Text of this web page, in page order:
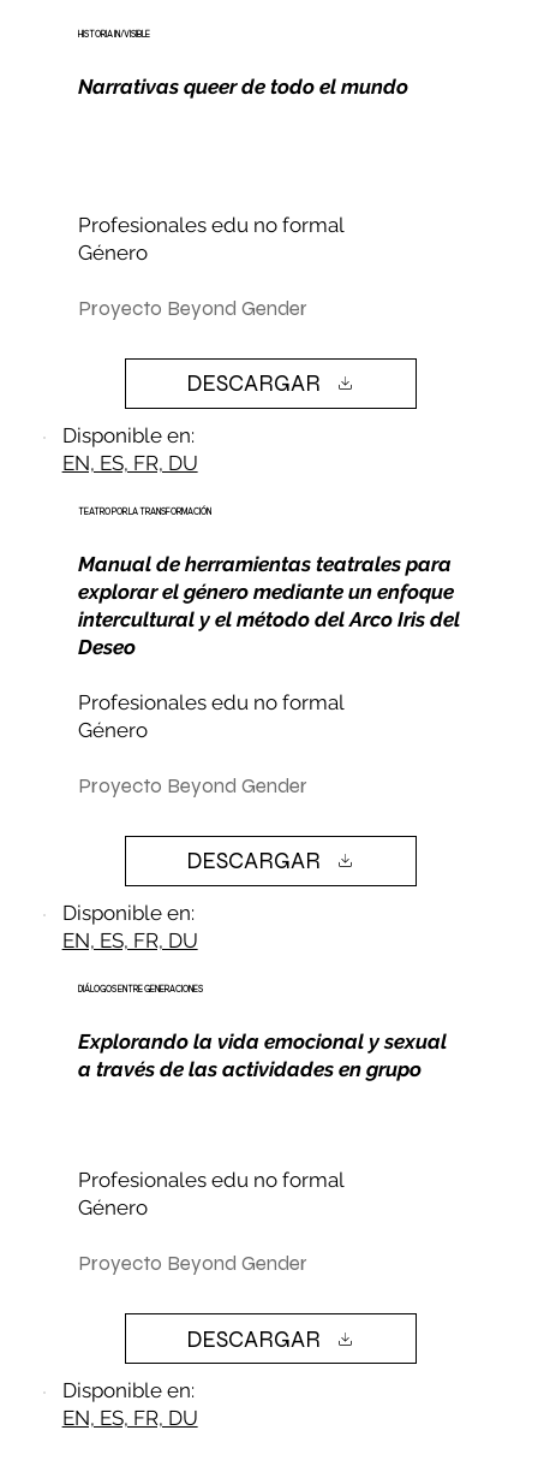
HISTORIA IN/VISIBLE
Narrativas queer de todo el mundo
Profesionales edu no formal
Género
Proyecto Beyond Gender
DESCARGAR
Disponible en:
EN, ES, FR, DU
TEATRO POR LA TRANSFORMACIÓN
Manual de herramientas teatrales para
explorar el género mediante un enfoque
intercultural y el método del Arco Iris del
Deseo
Profesionales edu no formal
Género
Proyecto Beyond Gender
DESCARGAR
Disponible en:
EN, ES, FR, DU
DIÁLOGOS ENTRE GENERACIONES
Explorando la vida emocional y sexual
a través de las actividades en grupo
Profesionales edu no formal
Género
Proyecto Beyond Gender
DESCARGAR
Disponible en:
EN, ES, FR, DU